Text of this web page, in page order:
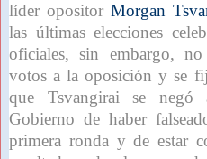
líder opositorMorgan
las últimas elecciones
oficiales, sin embargo,
votos a la oposición y se
que Tsvangirai se negó
Gobierno de haber
primera ronda y de estar